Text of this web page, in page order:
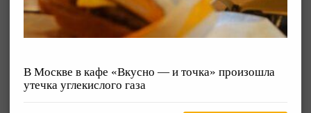
В Москве в кафе «Вкусно — и точка» произошла
утечка углекислого газа